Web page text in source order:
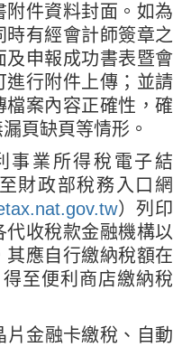
附件資料封面。如為
有經會計師簽章之
及申報成功書表暨會
進行附件上傳；並請
檔案內容正確性，確
頁缺頁等情形。
事業所得稅電子結
財政部稅務入口網
）列印
代收稅款金融機構以
應自行繳納稅額在
至便利商店繳納稅
片金融卡繳稅、自動